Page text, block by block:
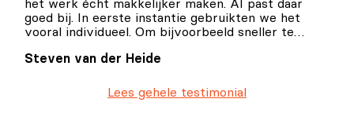
het werk écht makkelijker maken. AI past daar
goed bij. In eerste instantie gebruikten we het
vooral individueel. Om bijvoorbeeld sneller te
versnellen. Maar de echte winst zit natuurlijk in
Steven van der Heide
Lees gehele testimonial